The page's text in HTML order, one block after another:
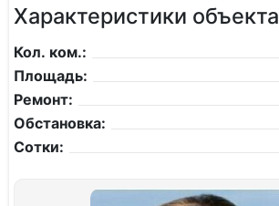
Характеристики объекта
Кол. ком.:
Площадь:
Ремонт:
Обстановка:
Сотки: